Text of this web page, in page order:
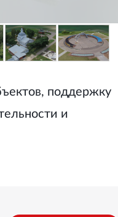
поддержку
и